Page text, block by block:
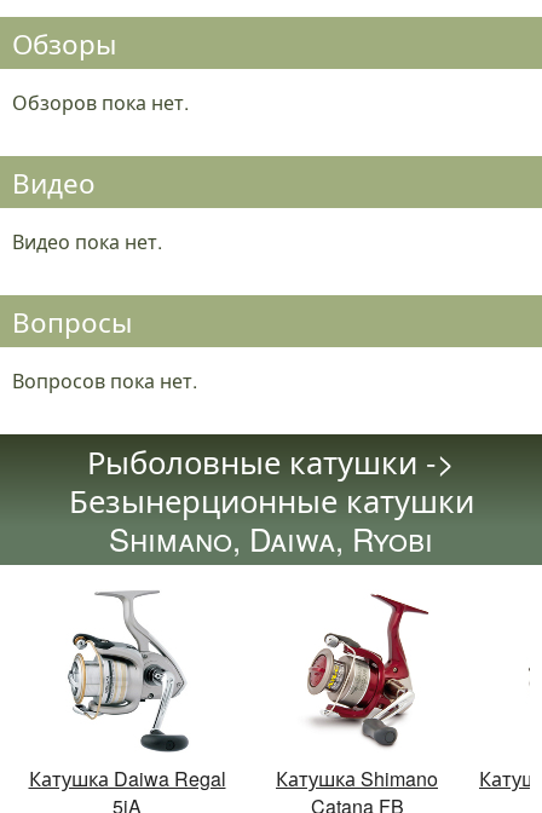
Обзоры
Обзоров пока нет.
Видео
Видео пока нет.
Вопросы
Вопросов пока нет.
Рыболовные катушки ->
Безынерционные катушки
Shimano, Daiwa, Ryobi
Катушка Daiwa Regal
5iA
Катушка Shimano
Catana FB